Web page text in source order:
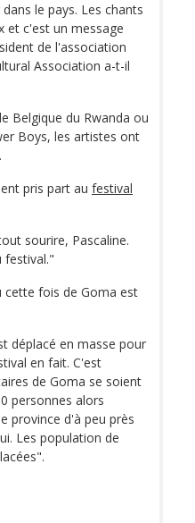
le pays. Les chants
et c'est un message
de l'association
Association a-t-il
Belgique du Rwanda ou
Boys, les artistes ont
pris part au festival
sourire, Pascaline.
festival."
cette fois de Goma est
déplacé en masse pour
en fait. C'est
de Goma se soient
personnes alors
province d'à peu près
Les population de